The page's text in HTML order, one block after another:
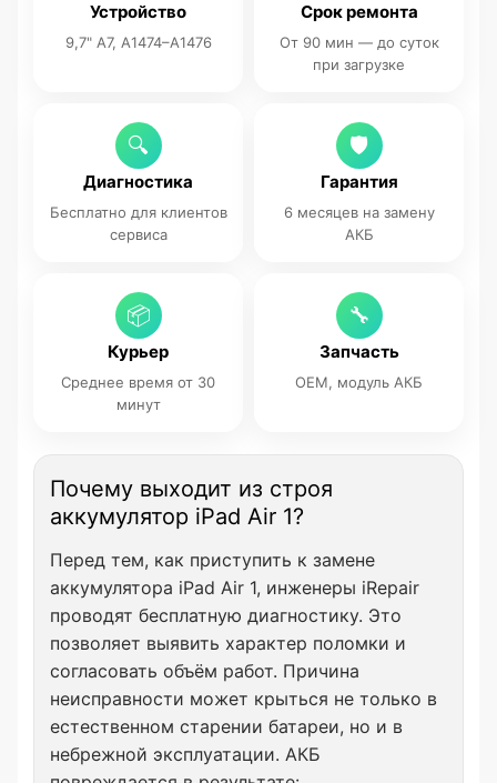
Устройство
9,7" A7, A1474–A1476
Срок ремонта
От 90 мин — до суток
при загрузке
🔍
Диагностика
Бесплатно для клиентов
сервиса
🛡
Гарантия
6 месяцев на замену
АКБ
📦
Курьер
Среднее время от 30
минут
🔧
Запчасть
OEM, модуль АКБ
Почему выходит из строя
аккумулятор iPad Air 1?
Перед тем, как приступить к замене
аккумулятора iPad Air 1, инженеры iRepair
проводят бесплатную диагностику. Это
позволяет выявить характер поломки и
согласовать объём работ. Причина
неисправности может крыться не только в
естественном старении батареи, но и в
небрежной эксплуатации. АКБ